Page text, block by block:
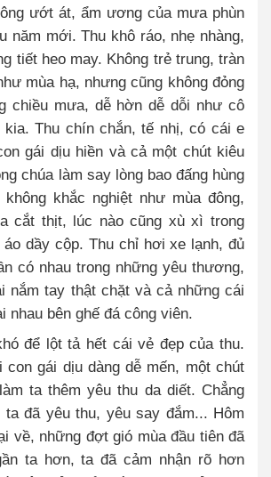
ướt át, ẩm ương của mưa phùn
năm mới. Thu khô ráo, nhẹ nhàng,
tiết heo may. Không trẻ trung, tràn
mùa hạ, nhưng cũng không đỏng
chiều mưa, dễ hờn dễ dỗi như cô
Thu chín chắn, tế nhị, có cái e
gái dịu hiền và cả một chút kiêu
chúa làm say lòng bao đấng hùng
khắc nghiệt như mùa đông,
cắt thịt, lúc nào cũng xù xì trong
áo dầy cộp. Thu chỉ hơi xe lạnh, đủ
có nhau trong những yêu thương,
nắm tay thật chặt và cả những cái
nhau bên ghế đá công viên.
để lột tả hết cái vẻ đẹp của thu.
con gái dịu dàng dễ mến, một chút
ta thêm yêu thu da diết. Chẳng
đã yêu thu, yêu say đắm... Hôm
về, những đợt gió mùa đầu tiên đã
ta hơn, ta đã cảm nhận rõ hơn